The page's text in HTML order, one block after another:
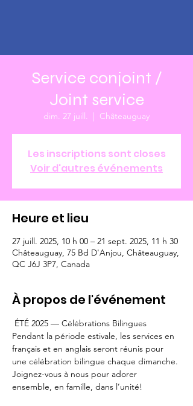
Service conjoint /
Joint service
dim. 27 juill.
  |
Châteauguay
Les inscriptions sont closes
Voir d'autres événements
Heure et lieu
27 juill. 2025, 10 h 00 – 21 sept. 2025, 11 h 30
Châteauguay, 75 Bd D'Anjou, Châteauguay,
QC J6J 3P7, Canada
À propos de l'événement
ÉTÉ 2025 — Célébrations Bilingues
Pendant la période estivale, les services en
français et en anglais seront réunis pour
une célébration bilingue chaque dimanche.
Joignez-vous à nous pour adorer
ensemble, en famille, dans l’unité!